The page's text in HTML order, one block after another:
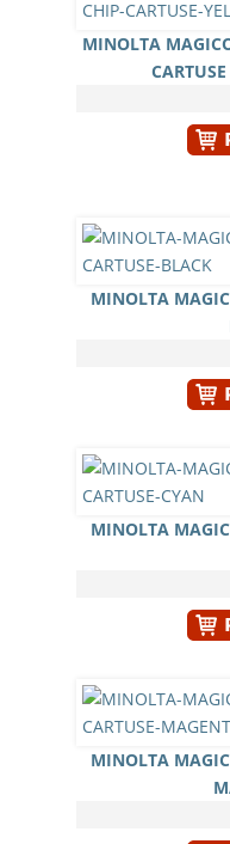
MINOLTA
MINOLTA
MINOLTA
MINOLTA